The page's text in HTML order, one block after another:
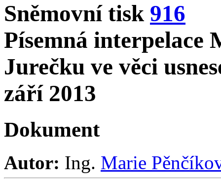
Sněmovní tisk 916
Písemná interpelace
Jurečku ve věci
září 2013
Dokument
Autor: Ing. Marie